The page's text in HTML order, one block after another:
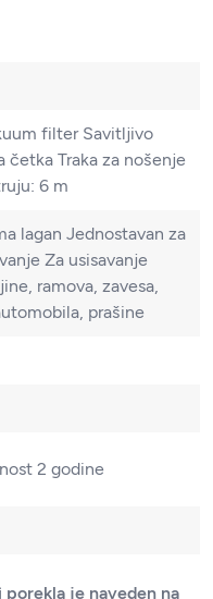
filter Savitljivo
četka Traka za nošenje
6 m
lagan Jednostavan za
Za usisavanje
ramova, zavesa,
prašine
2 godine
je naveden na